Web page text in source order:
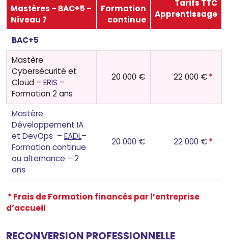
Mastères – BAC+5 –
Niveau 7
Formation
continue
Tarifs TTC
Apprentissage
BAC+5
Mastère
Cybersécurité et
Cloud – ERIS –
Formation 2 ans
20 000 € 22 000 €*
Mastère
Développement IA
et DevOps – EADL–
Formation continue
ou alternance – 2
ans
20 000 € 22 000 €*
* Frais de Formation financés par l’entreprise
d’accueil
RECONVERSION PROFESSIONNELLE